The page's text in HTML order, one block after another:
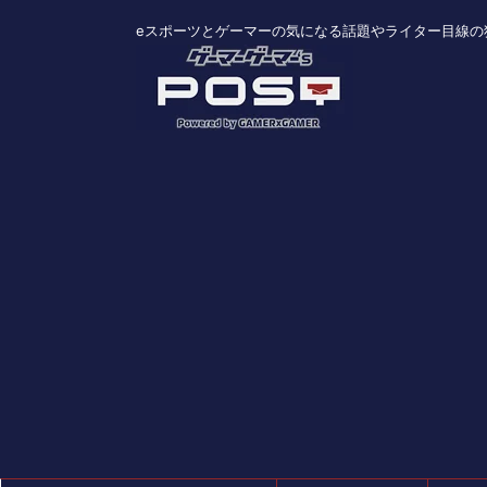
eスポーツとゲーマーの気になる話題やライター目線の